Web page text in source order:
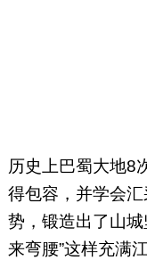
历史上巴蜀大地8
得包容，并学会汇
势，锻造出了山
来弯腰”这样充满